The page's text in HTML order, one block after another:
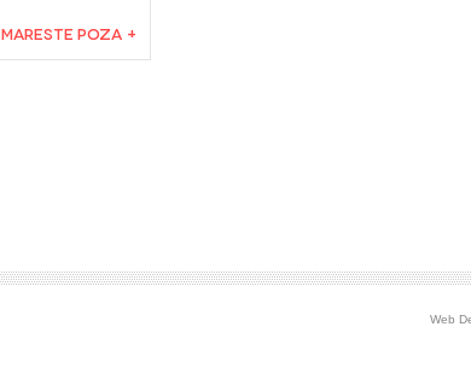
MARESTE POZA +
Web